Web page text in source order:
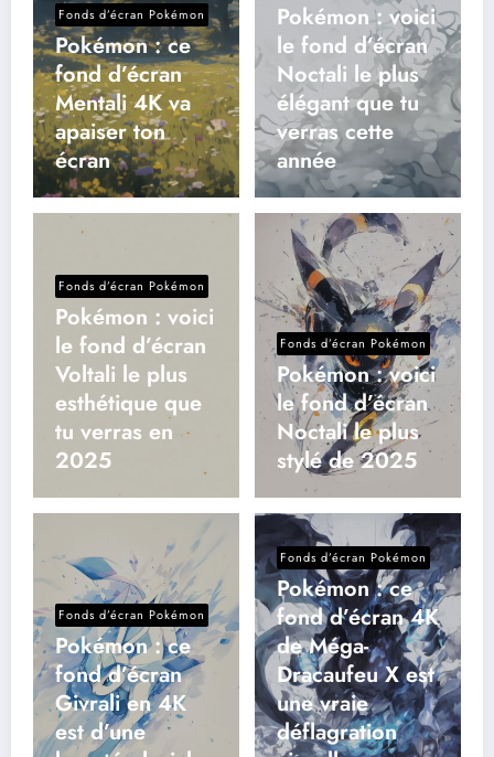
Fonds d’écran Pokémon
Pokémon : ce
fond d’écran
Mentali 4K va
apaiser ton
écran
Pokémon : voici
le fond d’écran
Noctali le plus
élégant que tu
verras cette
année
Fonds d’écran Pokémon
Pokémon : voici
le fond d’écran
Voltali le plus
esthétique que
tu verras en
2025
Fonds d’écran Pokémon
Pokémon : voici
le fond d’écran
Noctali le plus
stylé de 2025
Fonds d’écran Pokémon
Pokémon : ce
fond d’écran
Givrali en 4K
est d’une
Fonds d’écran Pokémon
Pokémon : ce
fond d’écran 4K
de Méga-
Dracaufeu X est
une vraie
déflagration